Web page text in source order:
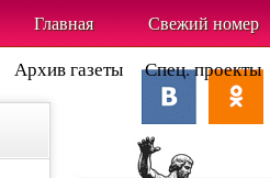
Главная Свежий номер
Архив газеты Спец. проекты